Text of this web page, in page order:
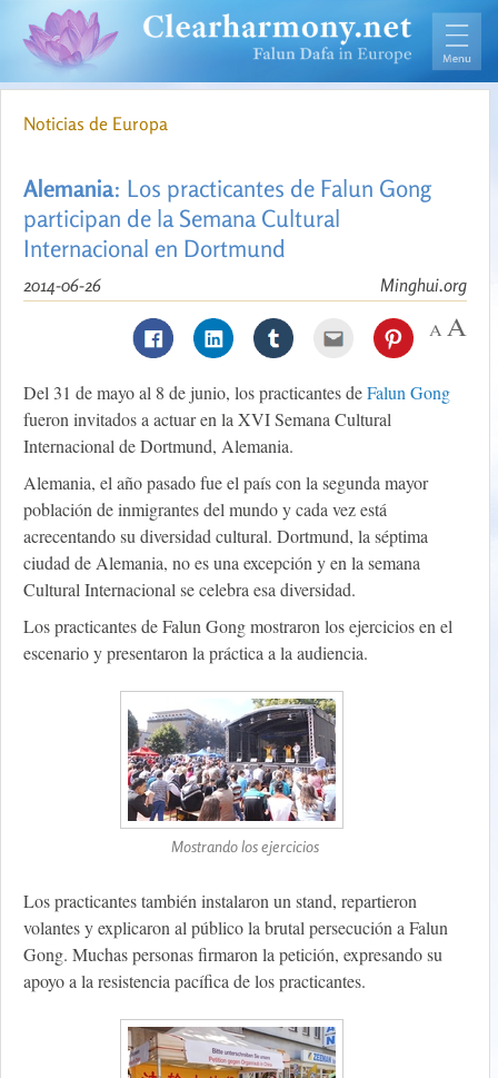
Noticias de Europa
Alemania: Los practicantes de Falun Gong
participan de la Semana Cultural
Internacional en Dortmund
Minghui.org
2014-06-26
Del 31 de mayo al 8 de junio, los practicantes deFalun Gong
fueron invitados a actuar en la XVI Semana Cultural
Internacional de Dortmund, Alemania.
Alemania, el año pasado fue el país con la segunda mayor
población de inmigrantes del mundo y cada vez está
acrecentando su diversidad cultural. Dortmund, la séptima
ciudad de Alemania, no es una excepción y en la semana
Cultural Internacional se celebra esa diversidad.
Los practicantes de Falun Gong mostraron los ejercicios en el
escenario y presentaron la práctica a la audiencia.
Mostrando los ejercicios
Los practicantes también instalaron un stand, repartieron
volantes y explicaron al público la brutal persecución a Falun
Gong. Muchas personas firmaron la petición, expresando su
apoyo a la resistencia pacífica de los practicantes.